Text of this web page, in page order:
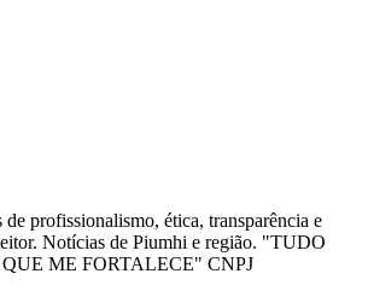
profissionalismo, ética, transparência e
Notícias de Piumhi e região. "TUDO
ME FORTALECE" CNPJ